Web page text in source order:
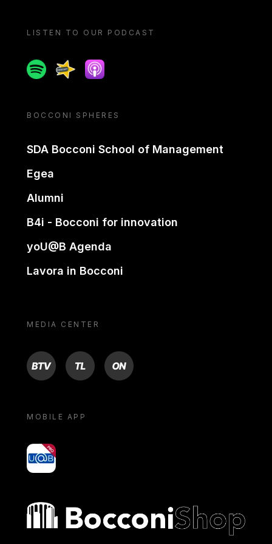
LISTEN TO OUR PODCAST
SpotifySpreakerApple podcast
BOCCONI SPHERES
SDA Bocconi School of Management
Egea
Alumni
B4i - Bocconi for innovation
yoU@B Agenda
Lavora in Bocconi
MEDIA CENTER
BTV TL ON
MOBILE APP
yoU@B
Bocconi shop